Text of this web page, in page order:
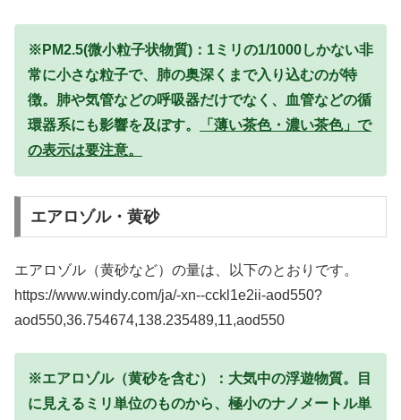
※PM2.5(微小粒子状物質)：1ミリの1/1000しかない非
常に小さな粒子で、肺の奥深くまで入り込むのが特
徴。肺や気管などの呼吸器だけでなく、血管などの循
環器系にも影響を及ぼす。
「薄い茶色・濃い茶色」で
の表示は要注意。
エアロゾル・黄砂
エアロゾル（黄砂など）の量は、以下のとおりです。
https://www.windy.com/ja/-xn--cckl1e2ii-aod550?
aod550,36.754674,138.235489,11,aod550
※エアロゾル（黄砂を含む）：大気中の浮遊物質。目
に見えるミリ単位のものから、極小のナノメートル単